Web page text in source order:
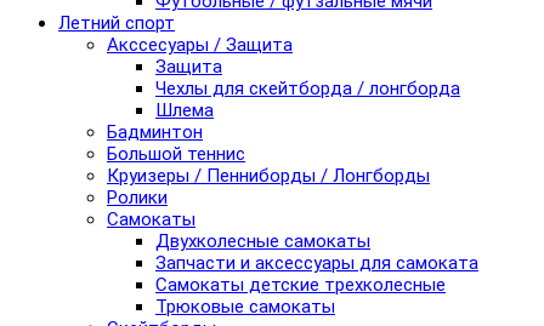
Летний спорт
Акссесуары / Защита
Защита
Чехлы для скейтборда / лонгборда
Шлема
Бадминтон
Большой теннис
Круизеры / Пенниборды / Лонгборды
Ролики
Самокаты
Двухколесные самокаты
Запчасти и аксессуары для самоката
Самокаты детские трехколесные
Трюковые самокаты